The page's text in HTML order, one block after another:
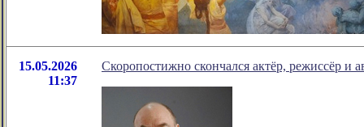
15.05.2026
11:37
Скоропостижно скончался актёр, режиссёр и